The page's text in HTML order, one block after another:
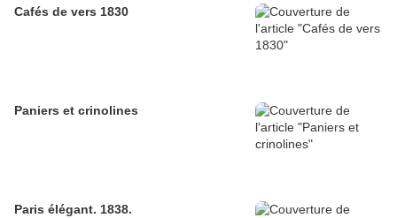
Cafés de vers 1830
Paniers et crinolines
Paris élégant. 1838.